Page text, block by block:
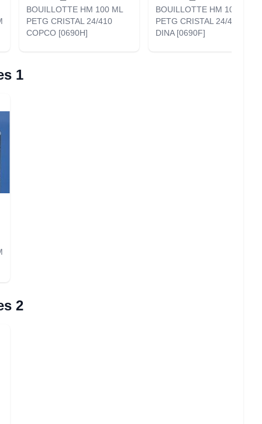
BOUILLOTTE HM 100 ML
PETG CRISTAL 24/410
COPCO [0690H]
BOUILLOTTE HM 100 ML
PETG CRISTAL 24/410
DINA [0690F]
1
2